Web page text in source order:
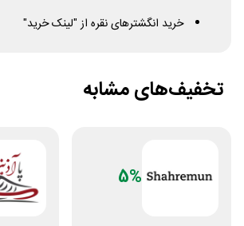
خرید انگشترهای نقره از "لینک خرید"
تخفیف‌های مشابه
5%